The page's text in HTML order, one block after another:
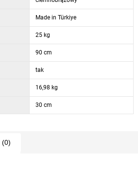
Made in Türkiye
25 kg
90 cm
tak
16,98 kg
30 cm
(0)